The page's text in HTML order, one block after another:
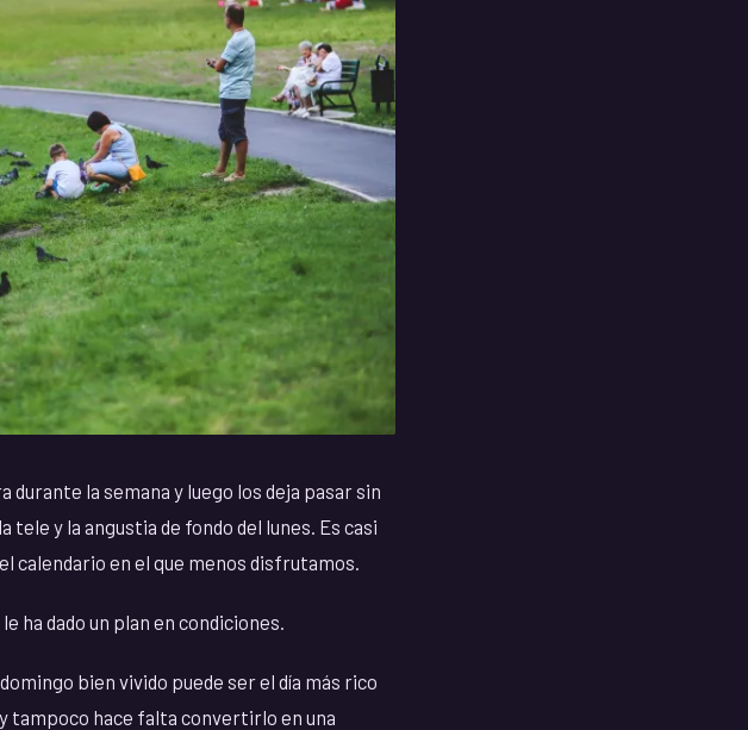
durante la semana y luego los deja pasar sin
y la angustia de fondo del lunes. Es casi
calendario en el que menos disfrutamos.
ha dado un plan en condiciones.
bien vivido puede ser el día más rico
tampoco hace falta convertirlo en una